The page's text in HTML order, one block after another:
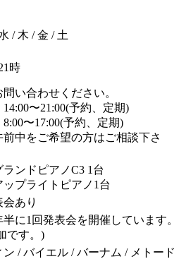
/ 木 / 金 / 土
時
い合わせください。
〜21:00(予約、定期)
17:00(予約、定期)
前中をご希望の方はご相談下さ
ランドピアノC3 1台
ップライトピアノ1台
あり
半に1回発表会を開催しています。
です。)
/ バイエル / バーナム / メトード